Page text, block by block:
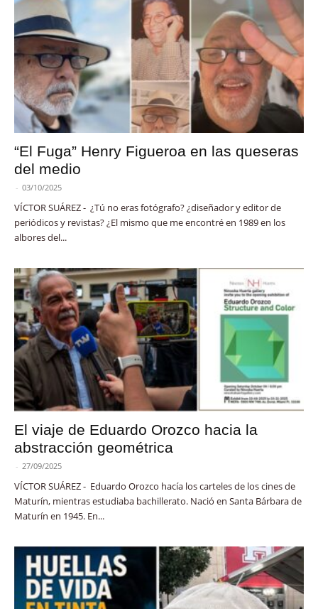
“El Fuga” Henry Figueroa en las queseras
del medio
- 03/10/2025
VÍCTOR SUÁREZ - ¿Tú no eras fotógrafo? ¿diseñador y editor de
periódicos y revistas? ¿El mismo que me encontré en 1989 en los
albores del...
El viaje de Eduardo Orozco hacia la
abstracción geométrica
- 27/09/2025
VÍCTOR SUÁREZ - Eduardo Orozco hacía los carteles de los cines de
Maturín, mientras estudiaba bachillerato. Nació en Santa Bárbara de
Maturín en 1945. En...